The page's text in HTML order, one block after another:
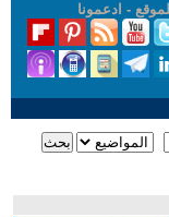
- ادعمونا